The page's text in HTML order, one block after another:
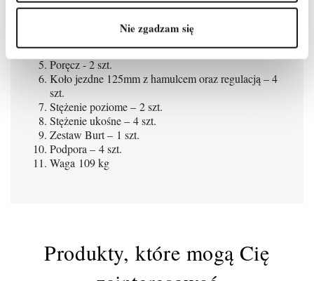
Nie zgadzam się
Rama 2m 7-szczeblowa – 4 szt.
Rama 1m 4-szczeblowa - 2 szt.
Podest z klapą – 1 szt.
Podest bez klapy - 0 szt.
Poręcz - 2 szt.
Koło jezdne 125mm z hamulcem oraz regulacją – 4
szt.
Stężenie poziome – 2 szt.
Stężenie ukośne – 4 szt.
Zestaw Burt – 1 szt.
Podpora – 4 szt.
Waga 109 kg
Produkty, które mogą Cię